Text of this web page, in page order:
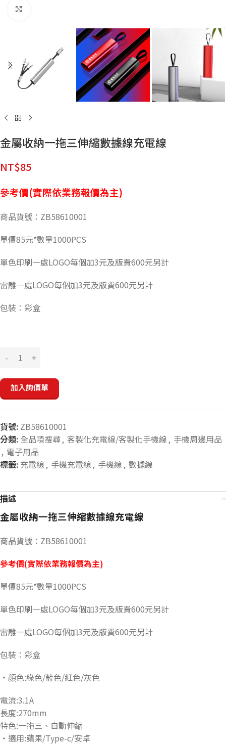
金屬收納一拖三伸縮數據線充電線
NT$85
參考價(實際依業務報價為主)
商品貨號：ZB58610001
單價85元*數量1000PCS
單色印刷一處LOGO每個加3元及版費600元另計
雷雕一處LOGO每個加3元及版費600元另計
包裝：彩盒
加入詢價單
貨號: ZB58610001
分類: 全品項搜尋, 客製化充電線/客製化手機線 , 手機周邊用品
, 電子用品
標籤: 充電線 , 手機充電線 , 手機線 , 數據線
描述
金屬收納一拖三伸縮數據線充電線
商品貨號：ZB58610001
參考價(實際依業務報價為主)
單價85元*數量1000PCS
單色印刷一處LOGO每個加3元及版費600元另計
雷雕一處LOGO每個加3元及版費600元另計
包裝：彩盒
・顔色:綠色/藍色/紅色/灰色
電流:3.1A
長度:270mm
特色:一拖三、自動伸縮
・適用:蘋果/Type-c/安卓